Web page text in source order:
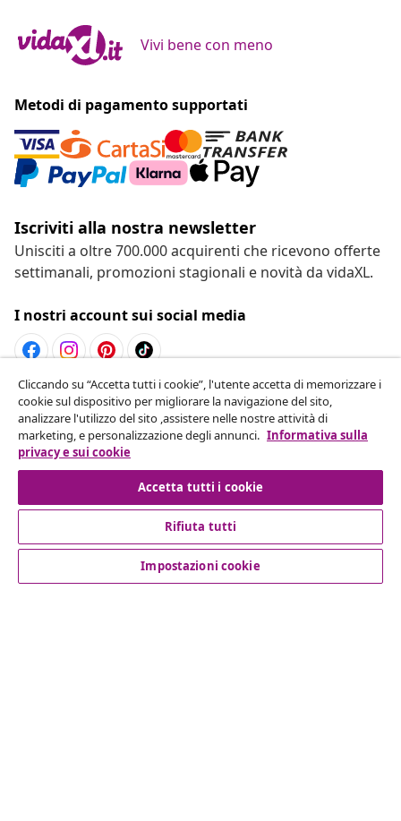
Vivi bene con meno
Metodi di pagamento supportati
Iscriviti alla nostra newsletter
Unisciti a oltre 700.000 acquirenti che ricevono offerte
settimanali, promozioni stagionali e novità da vidaXL.
I nostri account sui social media
Recesso dal contratto
Invia una richiesta di recesso per il tuo ordine.
Recesso dal contratto
Servizio clienti
Cliccando su “Accetta tutti i cookie”, l'utente accetta di memorizzare i
cookie sul dispositivo per migliorare la navigazione del sito,
analizzare l'utilizzo del sito ,assistere nelle nostre attività di
marketing, e personalizzazione degli annunci. Informativa sulla
privacy e sui cookie
Accetta tutti i cookie
Rifiuta tutti
Impostazioni cookie